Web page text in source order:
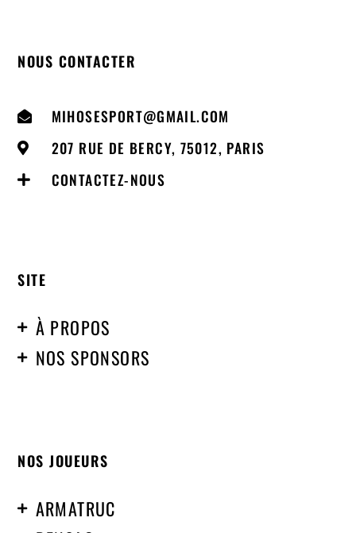
NOUS CONTACTER
MIHOSESPORT@GMAIL.COM
207 RUE DE BERCY, 75012, PARIS
CONTACTEZ-NOUS
SITE
À PROPOS
NOS SPONSORS
NOS JOUEURS
ARMATRUC